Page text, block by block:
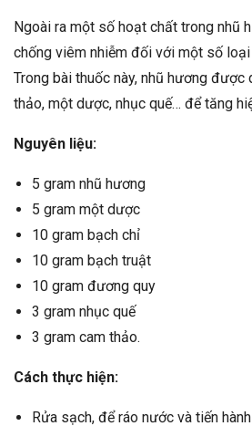
Ngoài ra một số hoạt chất trong nhũ
chống viêm nhiễm đối với một số loại
Trong bài thuốc này, nhũ hương được
thảo, một dược, nhục quế… để tăng
Nguyên liệu:
5 gram nhũ hương
5 gram một dược
10 gram bạch chỉ
10 gram bạch truật
10 gram đương quy
3 gram nhục quế
3 gram cam thảo.
Cách thực hiện:
Rửa sạch, để ráo nước và tiến